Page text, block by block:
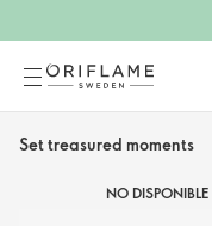
Set treasured moments
NO